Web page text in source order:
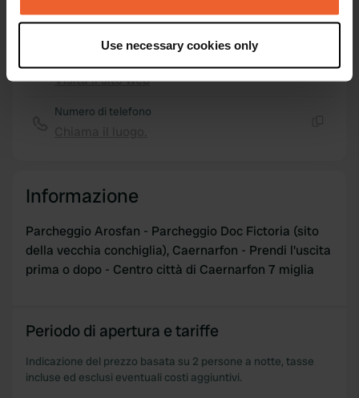
Collect information about your geographical location
which can be accurate to within several meters
specific characteristics (fingerprinting)
We use cookies to personalise content and ads, to
We also share information about your use of our site with
our social media, advertising and analytics partners who
may combine it with other information that you’ve
Use necessary cookies only
Mostra sulla mappa
Visita il sito web Copia
Numero di telefono
Informazione
Parcheggio Arosfan - Parcheggio Doc Fictoria (sito
della vecchia conchiglia), Caernarfon - Prendi l'uscita
prima o dopo - Centro città di Caernarfon 7 miglia
Periodo di apertura e tariffe
Indicazione del prezzo basata su 2 persone a notte, tasse
incluse ed esclusi eventuali costi aggiuntivi.